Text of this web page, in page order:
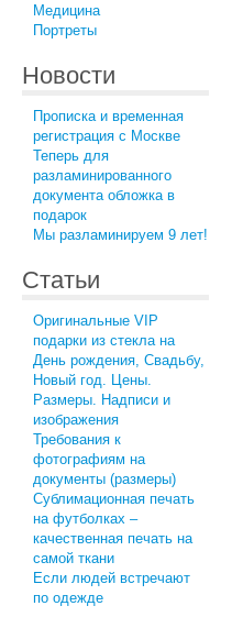
Медицина
Портреты
Новости
Прописка и временная
регистрация с Москве
Теперь для
разламинированного
документа обложка в
подарок
Мы разламинируем 9 лет!
Статьи
Оригинальные VIP
подарки из стекла на
День рождения, Свадьбу,
Новый год. Цены.
Размеры. Надписи и
изображения
Требования к
фотографиям на
документы (размеры)
Сублимационная печать
на футболках –
качественная печать на
самой ткани
Если людей встречают
по одежде